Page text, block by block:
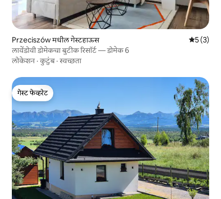
Przeciszów मधील गेस्टहाऊस 5 पैकी 5
5 (3)
लावेंडोवी डोमेकचा बुटीक रिसॉर्ट — डोमेक 6
लोकेशन ·कुटुंब·स्वच्छता
गेस्ट फेव्हरेट
गेस्ट फेव्हरेट